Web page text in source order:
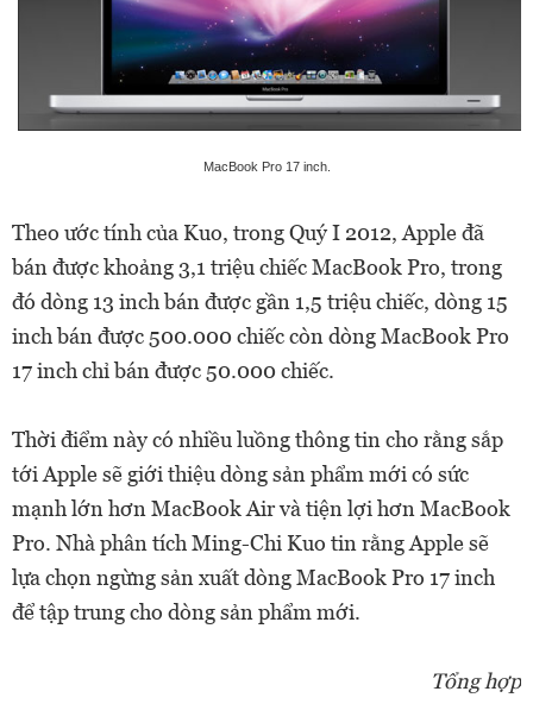
MacBook Pro 17 inch.
Theo ước tính của Kuo, trong Quý I 2012, Apple đã
bán được khoảng 3,1 triệu chiếc MacBook Pro, trong
đó dòng 13 inch bán được gần 1,5 triệu chiếc, dòng 15
inch bán được 500.000 chiếc còn dòng MacBook Pro
17 inch chỉ bán được 50.000 chiếc.
Thời điểm này có nhiều luồng thông tin cho rằng sắp
tới Apple sẽ giới thiệu dòng sản phẩm mới có sức
mạnh lớn hơn MacBook Air và tiện lợi hơn MacBook
Pro. Nhà phân tích Ming-Chi Kuo tin rằng Apple sẽ
lựa chọn ngừng sản xuất dòng MacBook Pro 17 inch
để tập trung cho dòng sản phẩm mới.
Tổng hợp